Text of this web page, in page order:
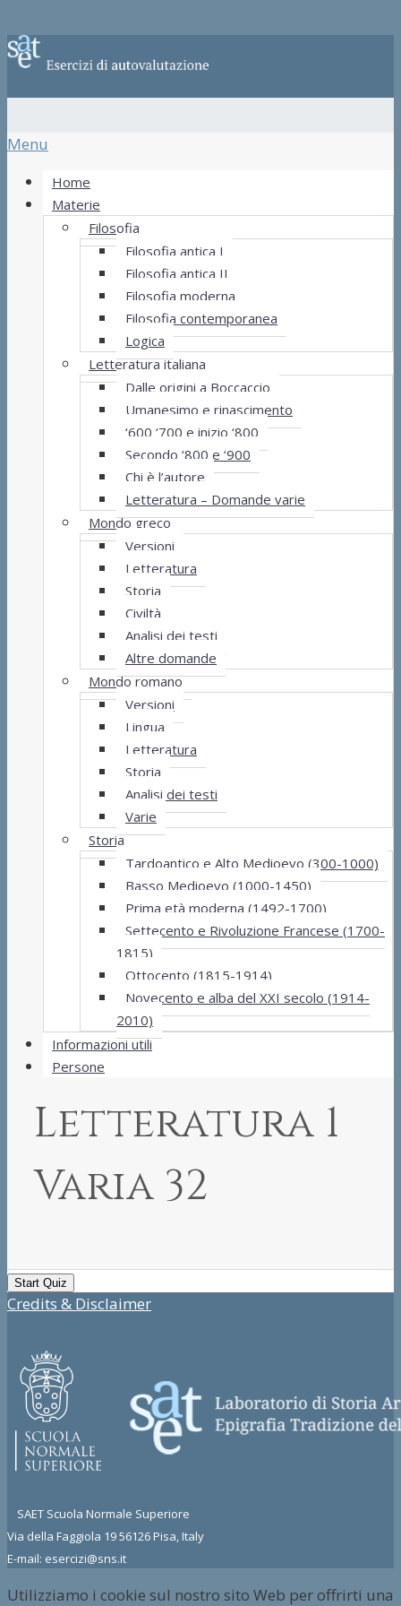
Menu
Home
Materie
Filosofia
Filosofia antica I
Filosofia antica II
Filosofia moderna
Filosofia contemporanea
Logica
Letteratura italiana
Dalle origini a Boccaccio
Umanesimo e rinascimento
‘600 ‘700 e inizio ‘800
Secondo ‘800 e ‘900
Chi è l’autore
Letteratura – Domande varie
Mondo greco
Versioni
Letteratura
Storia
Civiltà
Analisi dei testi
Altre domande
Mondo romano
Versioni
Lingua
Letteratura
Storia
Analisi dei testi
Varie
Storia
Tardoantico e Alto Medioevo (300-1000)
Basso Medioevo (1000-1450)
Prima età moderna (1492-1700)
Settecento e Rivoluzione Francese (1700-
1815)
Ottocento (1815-1914)
Novecento e alba del XXI secolo (1914-
2010)
Informazioni utili
Persone
Letteratura 1
Varia 32
Credits & Disclaimer
SAET Scuola Normale Superiore
Via della Faggiola 19 56126 Pisa, Italy
E-mail: esercizi@sns.it
Utilizziamo i cookie sul nostro sito Web per offrirti una